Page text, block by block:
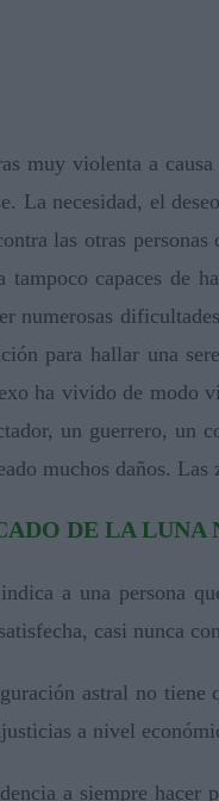
muy violenta a
La necesidad, el
las otras
capaces de
numerosas
para hallar una
ha vivido de modo
un guerrero, un
muchos daños. Las
DE LA LUNA
a una persona
casi nunca
astral no tiene
a nivel
a siempre